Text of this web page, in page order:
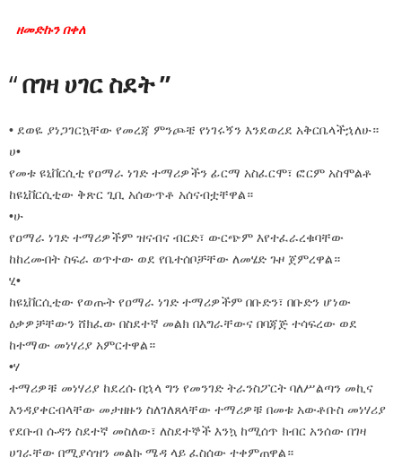
ዘመድኩን በቀለ
“በገዛ ሀገር ስደት ”
• ደወዬ ያነጋገርኳቸው የመረጃ ምንጮቼ የነገሩኝን እንደወረደ አቅርቤላችኋለሁ።
ሀ•
የመቱ ዩኒቨርሲቲ የዐማራ ነገድ ተማሪዎችን ፊርማ አስፈርሞ፣ ፎርም አስሞልቶ
ከዩኒቨርሲቲው ቅጽር ጊቢ አሰውጥቶ አሰናብቷቸዋል።
•ሁ
የዐማራ ነገድ ተማሪዎችም ዝናብና ብርድ፣ ውርጭም እየተፈራረቁባቸው
ከከረሙበት ስፍራ ወጥተው ወደ የቤተሰቦቻቸው ለመሄድ ጉዞ ጀምረዋል።
ሂ•
ከዩኒቨርሲቲው የወጡት የዐማራ ነገድ ተማሪዎችም በቡድን፣ በቡድን ሆነው
ዕቃዎቻቸውን ሸክፈው በስደተኛ መልክ በእግራቸውና በባጃጅ ተሳፍረው ወደ
ከተማው መነሃሪያ አምርተዋል።
•ሃ
ተማሪዎቹ መነሃሪያ ከደረሱ በኋላ ግን የመንገድ ትራንስፖርት ባለሥልጣን መኪና
እንዳያቀርብላቸው መታዘዙን ስለገለጸላቸው ተማሪዎቹ በመቱ አውቶቡስ መነሃሪያ
የደቡብ ሱዳን ስደተኛ መስለው፣ ለስደተኞች እንኳ ከሚሰጥ ክብር አንሰው በገዛ
ሀገራቸው በሚያሳዝን መልኩ ሜዳ ላይ ፈስሰው ተቀምጠዋል።